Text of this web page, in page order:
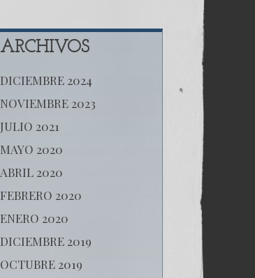
ARCHIVOS
DICIEMBRE 2024
NOVIEMBRE 2023
JULIO 2021
MAYO 2020
ABRIL 2020
FEBRERO 2020
ENERO 2020
DICIEMBRE 2019
OCTUBRE 2019